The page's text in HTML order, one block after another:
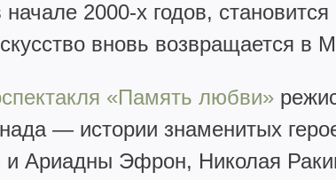
2000-х годов,
вновь возвращается в
«Память любви»
— истории знаменитых
Ариадны Эфрон, Николая